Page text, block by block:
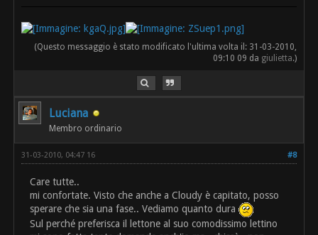
(Questo messaggio è stato modificato l'ultima volta il: 31-03-2010,
09:10 09 da giulietta.)
Luciana
Membro ordinario
#8
31-03-2010, 04:47 16
Care tutte..
mi confortate. Visto che anche a Cloudy è capitato, posso
sperare che sia una fase.. Vediamo quanto dura
Sul perché preferisca il lettone al suo comodissimo lettino